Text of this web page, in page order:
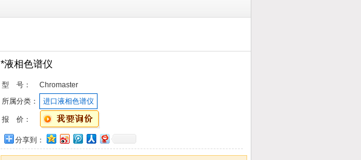
*液相色谱仪
型 号：
Chromaster
所属分类：
进口液相色谱仪
报 价：
分享到：